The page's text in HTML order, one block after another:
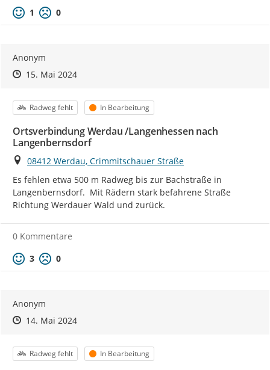
Positive Bewertung
1 Negative Bewertung
0
Anonym
Zeitpunkt des Erstellens
Zeitpunkt des Erstellens
15. Mai 2024Zur Äußerung
Kategorie
Radweg fehlt Status
In Bearbeitung
Ortsverbindung Werdau /Langenhessen nach
Langenbernsdorf
Ort
08412 Werdau, Crimmitschauer Straße
Es fehlen etwa 500 m Radweg bis zur Bachstraße in
Langenbernsdorf.  Mit Rädern stark befahrene Straße
Richtung Werdauer Wald und zurück.
0 Kommentare
Positive Bewertung
3 Negative Bewertung
0
Anonym
Zeitpunkt des Erstellens
Zeitpunkt des Erstellens
14. Mai 2024Zur Äußerung
Kategorie
Radweg fehlt Status
In Bearbeitung